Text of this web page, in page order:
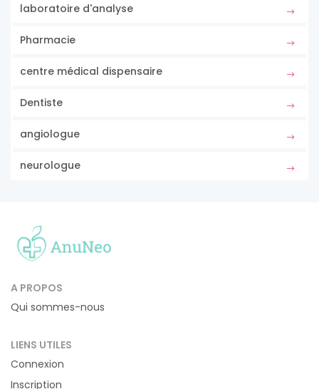
laboratoire d'analyse
Pharmacie
centre médical dispensaire
Dentiste
angiologue
neurologue
A PROPOS
Qui sommes-nous
LIENS UTILES
Connexion
Inscription